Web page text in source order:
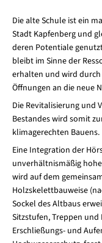
Die alte Schule ist ein
Stadt Kapfenberg und
deren Potentiale
bleibt im Sinne der
erhalten und wird durch
Öffnungen an die neue
Die Revitalisierung und
Bestandes wird somit
klimagerechten Bauens.
Eine Integration der
unverhältnismäßig
wird auf dem
Holzskelettbauweise
Sockel des Altbaus
Sitzstufen, Treppen
Erschließungs- und